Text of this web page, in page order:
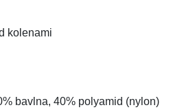
kolenami
bavlna, 40% polyamid (nylon)